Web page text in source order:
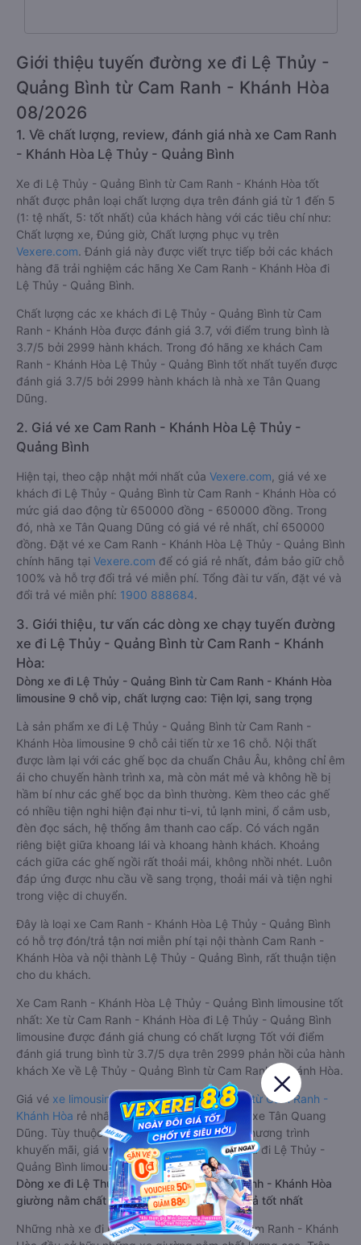
Giới thiệu tuyến đường xe đi Lệ Thủy -
Quảng Bình từ Cam Ranh - Khánh Hòa
08/2026
1. Về chất lượng, review, đánh giá nhà xe Cam Ranh
- Khánh Hòa Lệ Thủy - Quảng Bình
Xe đi Lệ Thủy - Quảng Bình từ Cam Ranh - Khánh Hòa tốt
nhất được phân loại chất lượng dựa trên đánh giá từ 1 đến 5
(1: tệ nhất, 5: tốt nhất) của khách hàng với các tiêu chí như:
Chất lượng xe, Đúng giờ, Chất lượng phục vụ trên
Vexere.com. Đánh giá này được viết trực tiếp bởi các khách
hàng đã trải nghiệm các hãng Xe Cam Ranh - Khánh Hòa đi
Lệ Thủy - Quảng Bình.
Chất lượng các xe khách đi Lệ Thủy - Quảng Bình từ Cam
Ranh - Khánh Hòa được đánh giá 3.7, với điểm trung bình là
3.7/5 bởi 2999 hành khách. Trong đó hãng xe khách Cam
Ranh - Khánh Hòa Lệ Thủy - Quảng Bình tốt nhất tuyến được
đánh giá 3.7/5 bởi 2999 hành khách là nhà xe Tân Quang
Dũng.
2. Giá vé xe Cam Ranh - Khánh Hòa Lệ Thủy -
Quảng Bình
Hiện tại, theo cập nhật mới nhất của Vexere.com , giá vé xe
khách đi Lệ Thủy - Quảng Bình từ Cam Ranh - Khánh Hòa có
mức giá dao động từ 650000 đồng - 650000 đồng. Trong
đó, nhà xe Tân Quang Dũng có giá vé rẻ nhất, chỉ 650000
đồng. Đặt vé xe Cam Ranh - Khánh Hòa Lệ Thủy - Quảng Bình
chính hãng tại Vexere.com để có giá rẻ nhất, đảm bảo giữ chỗ
100% và hỗ trợ đổi trả vé miễn phí. Tổng đài tư vấn, đặt vé và
đổi trả vé miễn phí: 1900 888684.
3. Giới thiệu, tư vấn các dòng xe chạy tuyến đường
xe đi Lệ Thủy - Quảng Bình từ Cam Ranh - Khánh
Hòa:
Dòng xe đi Lệ Thủy - Quảng Bình từ Cam Ranh - Khánh Hòa
limousine 9 chỗ vip, chất lượng cao: Tiện lợi, sang trọng
Là sản phẩm xe đi Lệ Thủy - Quảng Bình từ Cam Ranh -
Khánh Hòa limousine 9 chỗ cải tiến từ xe 16 chỗ. Nội thất
được làm lại với các ghế bọc da chuẩn Châu Âu, không chỉ êm
ái cho chuyến hành trình xa, mà còn mát mẻ và không hề bị
hầm bí như các ghế bọc da bình thường. Kèm theo các ghế
có nhiều tiện nghi hiện đại như ti-vi, tủ lạnh mini, ổ cắm usb,
đèn đọc sách, hệ thống âm thanh cao cấp. Có vách ngăn
riêng biệt giữa khoang lái và khoang hành khách. Khoảng
cách giữa các ghế ngồi rất thoải mái, không nhồi nhét. Luôn
đáp ứng được nhu cầu về sang trọng, thoải mái và tiện nghi
trong việc di chuyển.
Đây là loại xe Cam Ranh - Khánh Hòa Lệ Thủy - Quảng Bình
có hỗ trợ đón/trả tận nơi miễn phí tại nội thành Cam Ranh -
Khánh Hòa và nội thành Lệ Thủy - Quảng Bình, rất thuận tiện
cho du khách.
Xe Cam Ranh - Khánh Hòa Lệ Thủy - Quảng Bình limousine tốt
nhất: Xe từ Cam Ranh - Khánh Hòa đi Lệ Thủy - Quảng Bình
limousine được đánh giá chung có chất lượng Tốt với điểm
đánh giá trung bình từ 3.7/5 dựa trên 2999 phản hồi của hành
khách Xe về Lệ Thủy - Quảng Bình từ Cam Ranh - Khánh Hòa.
Giá vé xe limousine đi Lệ Thủy - Quảng Bình từ Cam Ranh -
Khánh Hòa rẻ nhất là 650000VND của hãng xe Tân Quang
Dũng. Tùy thuộc vào vị trí ngồi của bạn và chương trình
khuyến mãi, giá vé Xe Cam Ranh - Khánh Hòa đi Lệ Thủy -
Quảng Bình limousine này có thể sẽ rẻ hơn
Dòng xe đi Lệ Thủy - Quảng Bình từ Cam Ranh - Khánh Hòa
giường nằm chất lượng cao: Thoải mái, giá cả tốt nhất
Những nhà xe đi Lệ Thủy - Quảng Bình từ Cam Ranh - Khánh